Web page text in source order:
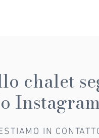
chalet
IN